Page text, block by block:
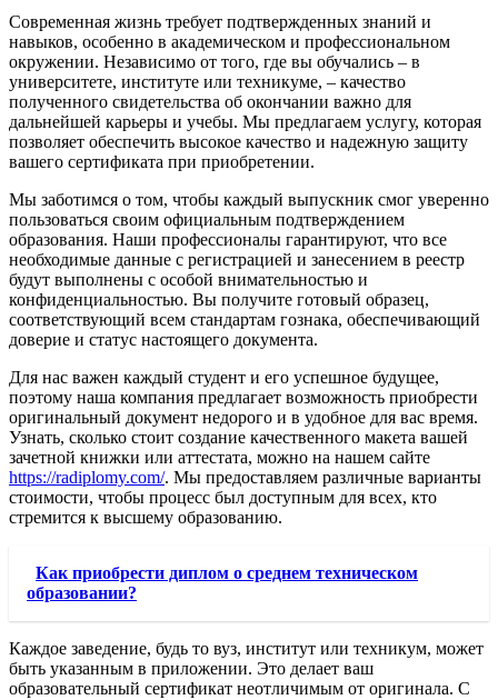
Современная жизнь требует подтвержденных знаний и
навыков, особенно в академическом и профессиональном
окружении. Независимо от того, где вы обучались – в
университете, институте или техникуме, – качество
полученного свидетельства об окончании важно для
дальнейшей карьеры и учебы. Мы предлагаем услугу, которая
позволяет обеспечить высокое качество и надежную защиту
вашего сертификата при приобретении.
Мы заботимся о том, чтобы каждый выпускник смог уверенно
пользоваться своим официальным подтверждением
образования. Наши профессионалы гарантируют, что все
необходимые данные с регистрацией и занесением в реестр
будут выполнены с особой внимательностью и
конфиденциальностью. Вы получите готовый образец,
соответствующий всем стандартам гознака, обеспечивающий
доверие и статус настоящего документа.
Для нас важен каждый студент и его успешное будущее,
поэтому наша компания предлагает возможность приобрести
оригинальный документ недорого и в удобное для вас время.
Узнать, сколько стоит создание качественного макета вашей
зачетной книжки или аттестата, можно на нашем сайте
https://radiplomy.com/. Мы предоставляем различные варианты
стоимости, чтобы процесс был доступным для всех, кто
стремится к высшему образованию.
Как приобрести диплом о среднем техническом
образовании?
Каждое заведение, будь то вуз, институт или техникум, может
быть указанным в приложении. Это делает ваш
образовательный сертификат неотличимым от оригинала. С